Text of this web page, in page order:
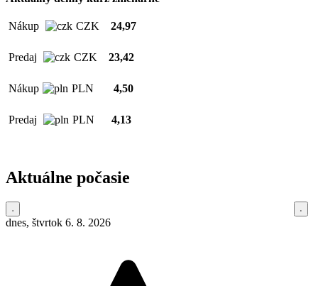
Nákup CZK 24,97
Predaj CZK 23,42
Nákup PLN 4,50
Predaj PLN 4,13
Aktuálne počasie
dnes, štvrtok 6. 8. 2026